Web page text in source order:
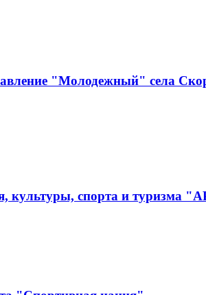
"Молодежный" села
культуры, спорта и туризма